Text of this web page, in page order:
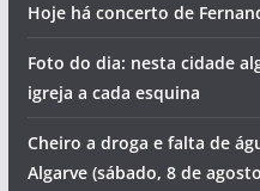
Hoje há concerto de
Foto do dia: nesta cidade
igreja a cada esquina
Cheiro a droga e falta de
Algarve (sábado, 8 de